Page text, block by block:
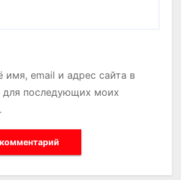
имя, email и адрес сайта в
для последующих моих